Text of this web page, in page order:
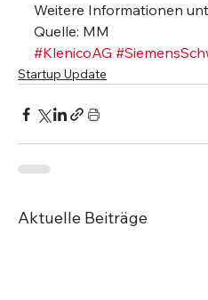
Weitere Informationen
Quelle: MM
#KlenicoAG
Startup Update
Aktuelle Beiträge